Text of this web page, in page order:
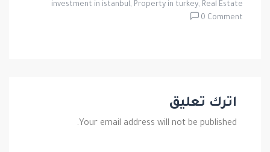
investment in istanbul, Property in turkey, Real Estate
0 Comment
اترك تعليق
Your email address will not be published.